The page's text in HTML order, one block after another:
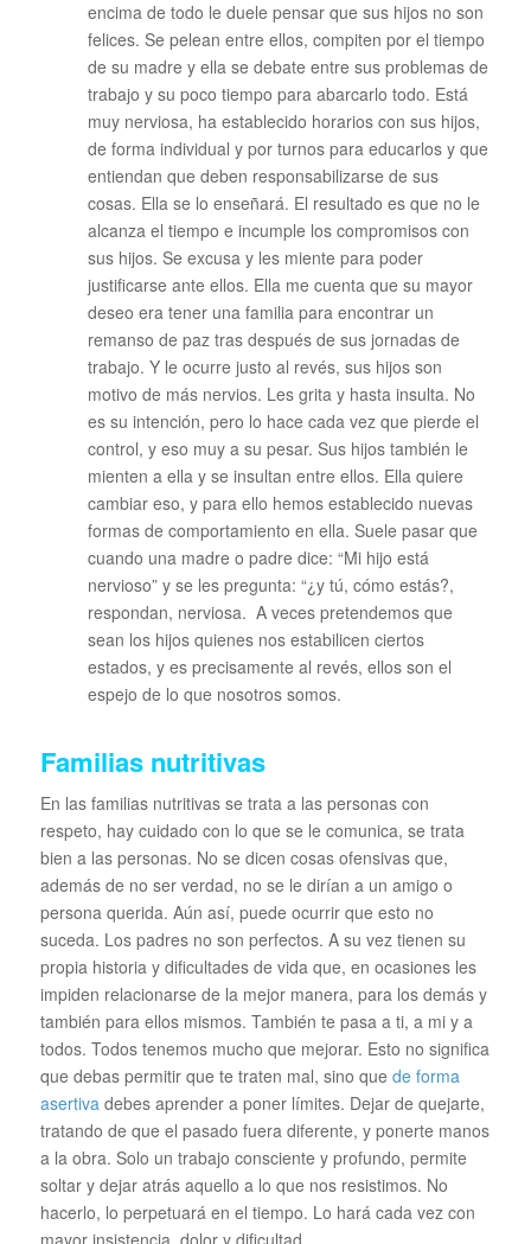
encima de todo le duele pensar que sus hijos no son
felices. Se pelean entre ellos, compiten por el tiempo
de su madre y ella se debate entre sus problemas de
trabajo y su poco tiempo para abarcarlo todo. Está
muy nerviosa, ha establecido horarios con sus hijos,
de forma individual y por turnos para educarlos y que
entiendan que deben responsabilizarse de sus
cosas. Ella se lo enseñará. El resultado es que no le
alcanza el tiempo e incumple los compromisos con
sus hijos. Se excusa y les miente para poder
justificarse ante ellos. Ella me cuenta que su mayor
deseo era tener una familia para encontrar un
remanso de paz tras después de sus jornadas de
trabajo. Y le ocurre justo al revés, sus hijos son
motivo de más nervios. Les grita y hasta insulta. No
es su intención, pero lo hace cada vez que pierde el
control, y eso muy a su pesar. Sus hijos también le
mienten a ella y se insultan entre ellos. Ella quiere
cambiar eso, y para ello hemos establecido nuevas
formas de comportamiento en ella. Suele pasar que
cuando una madre o padre dice: “Mi hijo está
nervioso” y se les pregunta: “¿y tú, cómo estás?,
respondan, nerviosa. A veces pretendemos que
sean los hijos quienes nos estabilicen ciertos
estados, y es precisamente al revés, ellos son el
espejo de lo que nosotros somos.
Familias nutritivas
En las familias nutritivas se trata a las personas con
respeto, hay cuidado con lo que se le comunica, se trata
bien a las personas. No se dicen cosas ofensivas que,
además de no ser verdad, no se le dirían a un amigo o
persona querida. Aún así, puede ocurrir que esto no
suceda. Los padres no son perfectos. A su vez tienen su
propia historia y dificultades de vida que, en ocasiones les
impiden relacionarse de la mejor manera, para los demás y
también para ellos mismos. También te pasa a ti, a mi y a
todos. Todos tenemos mucho que mejorar. Esto no significa
que debas permitir que te traten mal, sino que de forma
asertivadebes aprender a poner límites. Dejar de quejarte,
tratando de que el pasado fuera diferente, y ponerte manos
a la obra. Solo un trabajo consciente y profundo, permite
soltar y dejar atrás aquello a lo que nos resistimos. No
hacerlo, lo perpetuará en el tiempo. Lo hará cada vez con